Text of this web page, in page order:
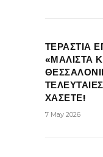
ΤΕΡΑΣΤΙΑ
«ΜΑΛΙΣΤΑ
ΧΑΣΕΤΕ!
7 May 2026